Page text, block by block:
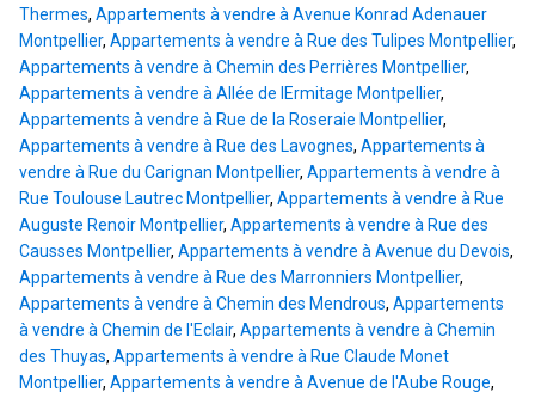
Thermes, Appartements à vendre à Avenue Konrad Adenauer
Montpellier, Appartements à vendre à Rue des Tulipes Montpellier,
Appartements à vendre à Chemin des Perrières Montpellier,
Appartements à vendre à Allée de lErmitage Montpellier,
Appartements à vendre à Rue de la Roseraie Montpellier,
Appartements à vendre à Rue des Lavognes, Appartements à
vendre à Rue du Carignan Montpellier, Appartements à vendre à
Rue Toulouse Lautrec Montpellier, Appartements à vendre à Rue
Auguste Renoir Montpellier, Appartements à vendre à Rue des
Causses Montpellier, Appartements à vendre à Avenue du Devois,
Appartements à vendre à Rue des Marronniers Montpellier,
Appartements à vendre à Chemin des Mendrous, Appartements
à vendre à Chemin de l'Eclair, Appartements à vendre à Chemin
des Thuyas, Appartements à vendre à Rue Claude Monet
Montpellier, Appartements à vendre à Avenue de l'Aube Rouge,